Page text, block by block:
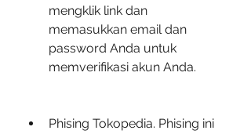
mengklik link dan
memasukkan email dan
password Anda untuk
memverifikasi akun Anda.
Phising Tokopedia. Phising ini